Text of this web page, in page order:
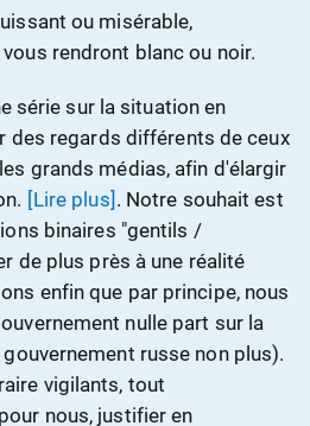
ou misérable,
rendront blanc ou noir.
série sur la situation en
des regards différents de ceux
grands médias, afin d'élargir
[Lire plus] . Notre souhait est
binaires "gentils /
de plus près à une réalité
enfin que par principe, nous
nulle part sur la
russe non plus).
vigilants, tout
nous, justifier en